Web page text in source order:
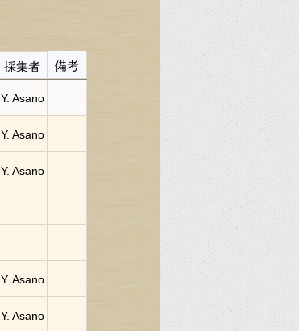
採集者 備考
Y. Asano
Y. Asano
Y. Asano
Y. Asano
Y. Asano